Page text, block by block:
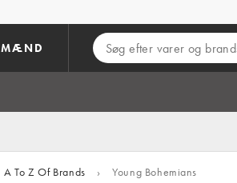
MÆND
A To Z Of Brands › Young Bohemians